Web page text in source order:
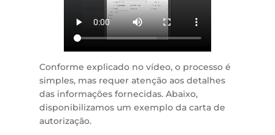
Conforme explicado no vídeo, o processo é
simples, mas requer atenção aos detalhes
das informações fornecidas. Abaixo,
disponibilizamos um exemplo da carta de
autorização.